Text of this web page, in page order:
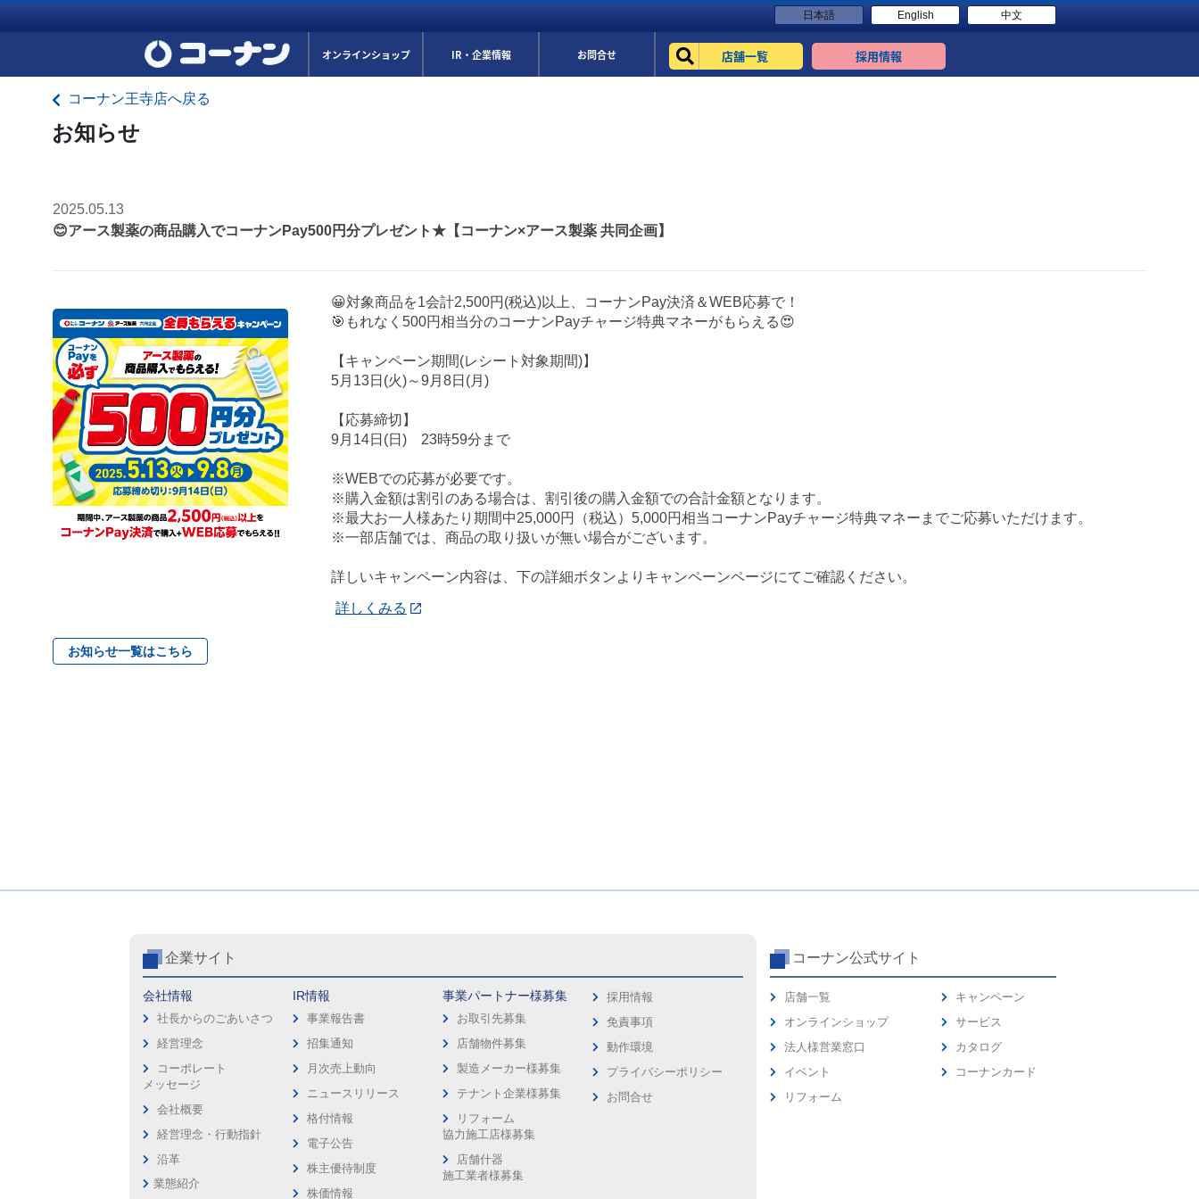
日本語 English 中文
オンラインショップ IR・企業情報 お問合せ 店舗一覧 採用情報
コーナン王寺店へ戻る
お知らせ
2025.05.13
😊アース製薬の商品購入でコーナンPay500円分プレゼント★【コーナン×アース製薬 共同企画】
😀対象商品を1会計2,500円(税込)以上、コーナンPay決済＆WEB応募で！
🎯もれなく500円相当分のコーナンPayチャージ特典マネーがもらえる😍
【キャンペーン期間(レシート対象期間)】
5月13日(火)～9月8日(月)
【応募締切】
9月14日(日) 23時59分まで
※WEBでの応募が必要です。
※購入金額は割引のある場合は、割引後の購入金額での合計金額となります。
※最大お一人様あたり期間中25,000円（税込）5,000円相当コーナンPayチャージ特典マネーまでご応募いただけます。
※一部店舗では、商品の取り扱いが無い場合がございます。
詳しいキャンペーン内容は、下の詳細ボタンよりキャンペーンページにてご確認ください。
詳しくみる
お知らせ一覧はこちら
企業サイト
会社情報
社長からのごあいさつ
経営理念
コーポレート
メッセージ
会社概要
経営理念・行動指針
沿革
業態紹介
IR情報
事業報告書
招集通知
月次売上動向
ニュースリリース
格付情報
電子公告
株主優待制度
株価情報
事業パートナー様募集
お取引先募集
店舗物件募集
製造メーカー様募集
テナント企業様募集
リフォーム
協力施工店様募集
店舗什器
施工業者様募集
採用情報
免責事項
動作環境
プライバシーポリシー
お問合せ
コーナン公式サイト
店舗一覧
オンラインショップ
法人様営業窓口
イベント
リフォーム
キャンペーン
サービス
カタログ
コーナンカード